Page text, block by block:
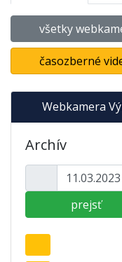
všetky
časozberné
Webkamera
Archív
prejsť